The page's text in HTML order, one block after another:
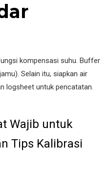
kompensasi suhu. Buffer
Selain itu, siapkan air
logsheet untuk pencatatan.
Wajib untuk
Tips Kalibrasi